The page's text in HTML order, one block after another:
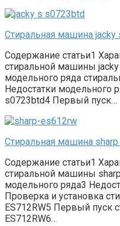
Стиральная машина jacky
Содержание статьи1
стиральной машины
модельного ряда
Недостатки модельного
s0723btd4 Первый пуск…
Стиральная машина
Содержание статьи1
стиральной машины
модельного ряда3
Проверка и установка
ES712RW5 Первый пуск
ES712RW6…